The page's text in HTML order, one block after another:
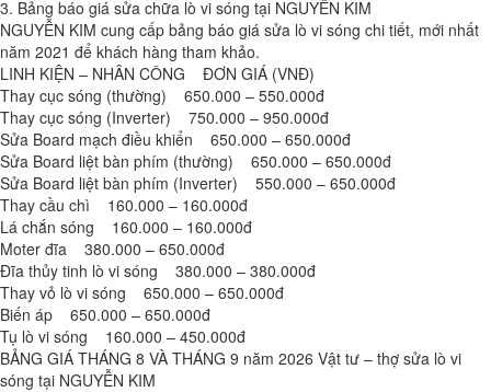
3. Bảng báo giá sửa chữa lò vi sóng tại NGUYỄN KIM
NGUYỄN KIM cung cấp bảng báo giá sửa lò vi sóng chi tiết, mới nhất
năm 2021 để khách hàng tham khảo.
LINH KIỆN – NHÂN CÔNG ĐƠN GIÁ (VNĐ)
Thay cục sóng (thường) 650.000 – 550.000đ
Thay cục sóng (Inverter) 750.000 – 950.000đ
Sửa Board mạch điều khiển 650.000 – 650.000đ
Sửa Board liệt bàn phím (thường) 650.000 – 650.000đ
Sửa Board liệt bàn phím (Inverter) 550.000 – 650.000đ
Thay cầu chì 160.000 – 160.000đ
Lá chắn sóng 160.000 – 160.000đ
Moter đĩa 380.000 – 650.000đ
Đĩa thủy tinh lò vi sóng 380.000 – 380.000đ
Thay vỏ lò vi sóng 650.000 – 650.000đ
Biến áp 650.000 – 650.000đ
Tụ lò vi sóng 160.000 – 450.000đ
BẢNG GIÁ THÁNG 8 VÀ THÁNG 9 năm 2026 Vật tư – thợ sửa lò vi
sóng tại NGUYỄN KIM